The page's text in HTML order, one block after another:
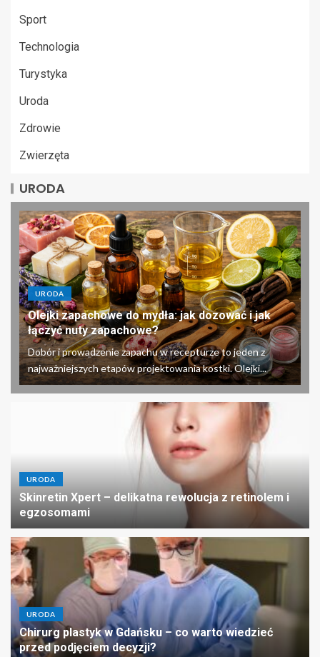
Sport
Technologia
Turystyka
Uroda
Zdrowie
Zwierzęta
URODA
URODA
Olejki zapachowe do mydła: jak dozować i jak
łączyć nuty zapachowe?
Dobór i prowadzenie zapachu w recepturze to jeden z
najważniejszych etapów projektowania kostki. Olejki...
URODA
Skinretin Xpert – delikatna rewolucja z retinolem i
egzosomami
URODA
Chirurg plastyk w Gdańsku – co warto wiedzieć
przed podjęciem decyzji?